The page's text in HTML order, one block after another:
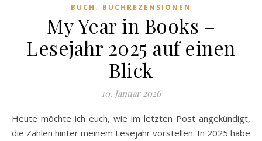
BUCH , BUCHREZENSIONEN
My Year in Books –
Lesejahr 2025 auf einen
Blick
10. Januar 2026
Heute möchte ich euch, wie im letzten Post angekündigt,
die Zahlen hinter meinem Lesejahr vorstellen. In 2025 habe